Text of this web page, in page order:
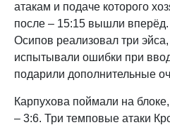
атакам и подаче которого
после – 15:15 вышли вперёд.
Осипов реализовал три эйса,
испытывали ошибки при
подарили дополнительные
Карпухова поймали на
– 3:6. Три темповые атаки